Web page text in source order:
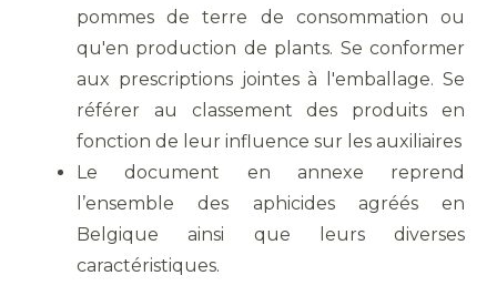
pommes de terre de consommation ou
qu'en production de plants. Se conformer
aux prescriptions jointes à l'emballage. Se
référer au classement des produits en
fonction de leur influence sur les auxiliaires
Le document en annexe reprend
l’ensemble des aphicides agréés en
Belgique ainsi que leurs diverses
caractéristiques.